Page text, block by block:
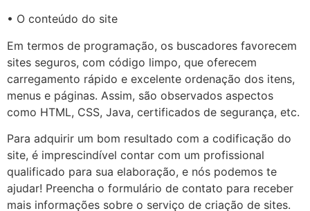
• O conteúdo do site
Em termos de programação, os buscadores favorecem
sites seguros, com código limpo, que oferecem
carregamento rápido e excelente ordenação dos itens,
menus e páginas. Assim, são observados aspectos
como HTML, CSS, Java, certificados de segurança, etc.
Para adquirir um bom resultado com a codificação do
site, é imprescindível contar com um profissional
qualificado para sua elaboração, e nós podemos te
ajudar! Preencha o formulário de contato para receber
mais informações sobre o serviço de criação de sites.